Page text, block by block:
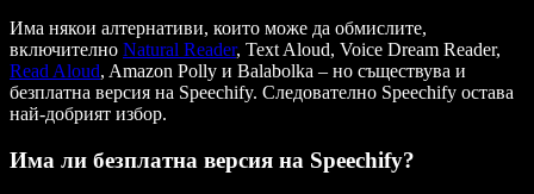
Има някои алтернативи, които може да обмислите,
включително Natural Reader, Text Aloud, Voice Dream Reader,
Read Aloud, Amazon Polly и Balabolka – но съществува и
безплатна версия на Speechify. Следователно Speechify остава
най-добрият избор.
Има ли безплатна версия на Speechify?